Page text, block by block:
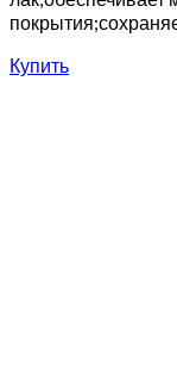
Купить